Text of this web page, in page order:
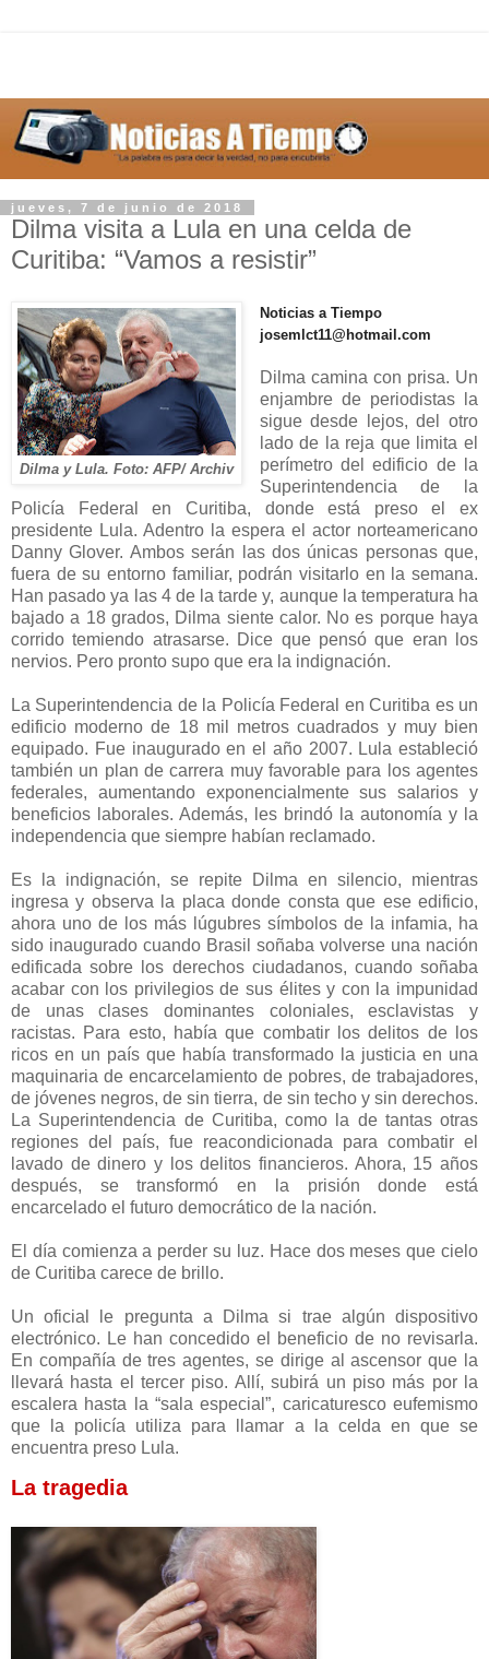
jueves, 7 de junio de 2018
Dilma visita a Lula en una celda de
Curitiba: “Vamos a resistir”
Dilma y Lula. Foto: AFP/ Archiv
Noticias a Tiempo
josemlct11@hotmail.com
Dilma camina con prisa. Un
enjambre de periodistas la
sigue desde lejos, del otro
lado de la reja que limita el
perímetro del edificio de la
Superintendencia de la
Policía Federal en Curitiba, donde está preso el ex
presidente Lula. Adentro la espera el actor norteamericano
Danny Glover. Ambos serán las dos únicas personas que,
fuera de su entorno familiar, podrán visitarlo en la semana.
Han pasado ya las 4 de la tarde y, aunque la temperatura ha
bajado a 18 grados, Dilma siente calor. No es porque haya
corrido temiendo atrasarse. Dice que pensó que eran los
nervios. Pero pronto supo que era la indignación.
La Superintendencia de la Policía Federal en Curitiba es un
edificio moderno de 18 mil metros cuadrados y muy bien
equipado. Fue inaugurado en el año 2007. Lula estableció
también un plan de carrera muy favorable para los agentes
federales, aumentando exponencialmente sus salarios y
beneficios laborales. Además, les brindó la autonomía y la
independencia que siempre habían reclamado.
Es la indignación, se repite Dilma en silencio, mientras
ingresa y observa la placa donde consta que ese edificio,
ahora uno de los más lúgubres símbolos de la infamia, ha
sido inaugurado cuando Brasil soñaba volverse una nación
edificada sobre los derechos ciudadanos, cuando soñaba
acabar con los privilegios de sus élites y con la impunidad
de unas clases dominantes coloniales, esclavistas y
racistas. Para esto, había que combatir los delitos de los
ricos en un país que había transformado la justicia en una
maquinaria de encarcelamiento de pobres, de trabajadores,
de jóvenes negros, de sin tierra, de sin techo y sin derechos.
La Superintendencia de Curitiba, como la de tantas otras
regiones del país, fue reacondicionada para combatir el
lavado de dinero y los delitos financieros. Ahora, 15 años
después, se transformó en la prisión donde está
encarcelado el futuro democrático de la nación.
El día comienza a perder su luz. Hace dos meses que cielo
de Curitiba carece de brillo.
Un oficial le pregunta a Dilma si trae algún dispositivo
electrónico. Le han concedido el beneficio de no revisarla.
En compañía de tres agentes, se dirige al ascensor que la
llevará hasta el tercer piso. Allí, subirá un piso más por la
escalera hasta la “sala especial”, caricaturesco eufemismo
que la policía utiliza para llamar a la celda en que se
encuentra preso Lula.
La tragedia